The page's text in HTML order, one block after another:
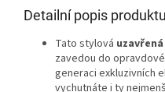
Detailní popis produktu
Tato stylová
zavedou do
generaci exkluzivních
vychutnáte i ty